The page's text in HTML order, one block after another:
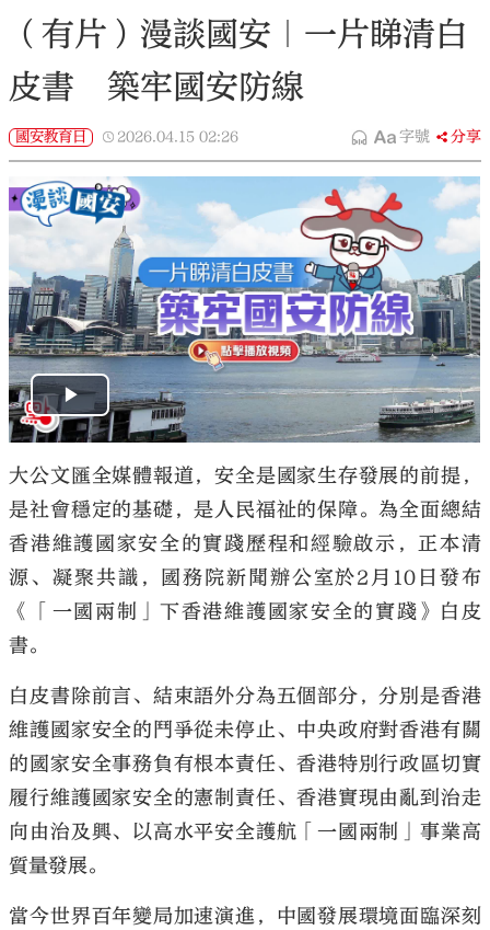
（有片）漫談國安｜一片睇清白
皮書 築牢國安防線
國安教育日 2026.04.15 02:26 字號 分享
大公文匯全媒體報道，安全是國家生存發展的前提，
是社會穩定的基礎，是人民福祉的保障。為全面總結
香港維護國家安全的實踐歷程和經驗啟示，正本清
源、凝聚共識，國務院新聞辦公室於2月10日發布
《「一國兩制」下香港維護國家安全的實踐》白皮
書。
白皮書除前言、結束語外分為五個部分，分別是香港
維護國家安全的鬥爭從未停止、中央政府對香港有關
的國家安全事務負有根本責任、香港特別行政區切實
履行維護國家安全的憲制責任、香港實現由亂到治走
向由治及興、以高水平安全護航「一國兩制」事業高
質量發展。
當今世界百年變局加速演進，中國發展環境面臨深刻